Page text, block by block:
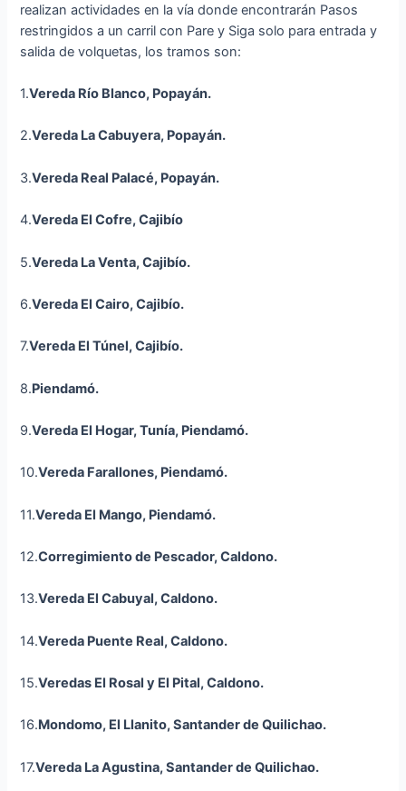
realizan actividades en la vía donde encontrarán Pasos
restringidos a un carril con Pare y Siga solo para entrada y
salida de volquetas, los tramos son:
1.Vereda Río Blanco, Popayán.
2.Vereda La Cabuyera, Popayán.
3.Vereda Real Palacé, Popayán.
4.Vereda El Cofre, Cajibío
5.Vereda La Venta, Cajibío.
6.Vereda El Cairo, Cajibío.
7.Vereda El Túnel, Cajibío.
8.Piendamó.
9.Vereda El Hogar, Tunía, Piendamó.
10.Vereda Farallones, Piendamó.
11.Vereda El Mango, Piendamó.
12.Corregimiento de Pescador, Caldono.
13.Vereda El Cabuyal, Caldono.
14.Vereda Puente Real, Caldono.
15.Veredas El Rosal y El Pital, Caldono.
16.Mondomo, El Llanito, Santander de Quilichao.
17.Vereda La Agustina, Santander de Quilichao.